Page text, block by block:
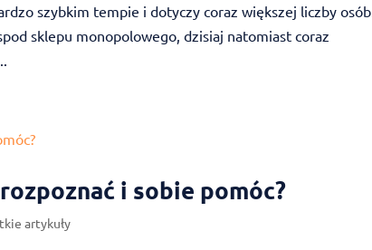
szybkim tempie i dotyczy coraz większej liczby osób.
sklepu monopolowego, dzisiaj natomiast coraz
i sobie pomóc?
artykuły